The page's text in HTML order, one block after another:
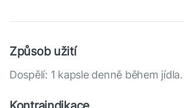
Způsob užití
Dospělí: 1 kapsle denně během jídla.